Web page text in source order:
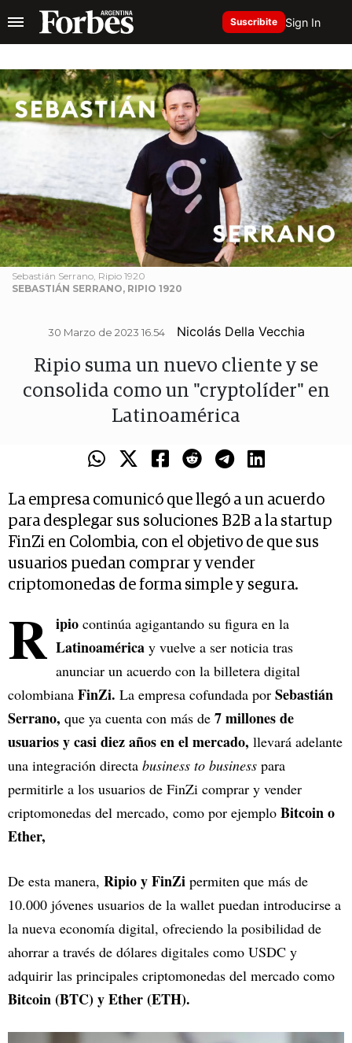
Suscribite Sign In
Sebastián Serrano, Ripio 1920
SEBASTIÁN SERRANO, RIPIO 1920
30 Marzo de 2023 16.54 Nicolás Della Vecchia
Ripio suma un nuevo cliente y se
consolida como un "cryptolíder" en
Latinoamérica
La empresa comunicó que llegó a un acuerdo
para desplegar sus soluciones B2B a la startup
FinZi en Colombia, con el objetivo de que sus
usuarios puedan comprar y vender
criptomonedas de forma simple y segura.
R ipio continúa agigantando su figura en la
Latinoamérica y vuelve a ser noticia tras
anunciar un acuerdo con la billetera digital
colombiana FinZi. La empresa cofundada por Sebastián
Serrano, que ya cuenta con más de 7 millones de
usuarios y casi diez años en el mercado, llevará adelante
una integración directa business to business para
permitirle a los usuarios de FinZi comprar y vender
criptomonedas del mercado, como por ejemplo Bitcoin o
Ether,
De esta manera, Ripio y FinZi permiten que más de
10.000 jóvenes usuarios de la wallet puedan introducirse a
la nueva economía digital, ofreciendo la posibilidad de
ahorrar a través de dólares digitales como USDC y
adquirir las principales criptomonedas del mercado como
Bitcoin (BTC) y Ether (ETH).